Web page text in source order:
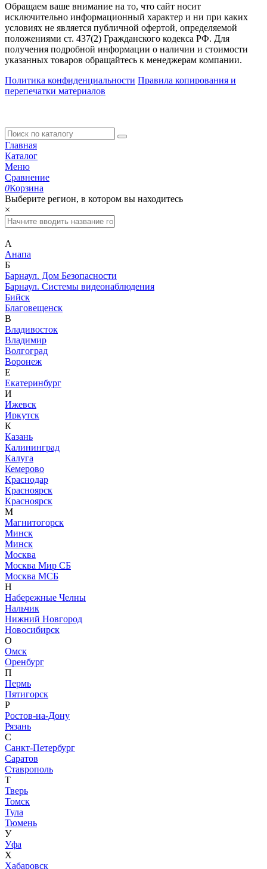
Обращаем ваше внимание на то, что сайт носит
исключительно информационный характер и ни при каких
условиях не является публичной офертой, определяемой
положениями ст. 437(2) Гражданского кодекса РФ. Для
получения подробной информации о наличии и стоимости
указанных товаров обращайтесь к менеджерам компании.
Политика конфиденциальности Правила копирования и
перепечатки материалов
Главная
Каталог
Меню
Сравнение
0Корзина
Выберите регион, в котором вы находитесь
×
А
Анапа
Б
Барнаул. Дом Безопасности
Барнаул. Системы видеонаблюдения
Бийск
Благовещенск
В
Владивосток
Владимир
Волгоград
Воронеж
Е
Екатеринбург
И
Ижевск
Иркутск
К
Казань
Калининград
Калуга
Кемерово
Краснодар
Красноярск
Красноярск
М
Магнитогорск
Минск
Минск
Москва
Москва Мир СБ
Москва МСБ
Н
Набережные Челны
Нальчик
Нижний Новгород
Новосибирск
О
Омск
Оренбург
П
Пермь
Пятигорск
Р
Ростов-на-Дону
Рязань
С
Санкт-Петербург
Саратов
Ставрополь
Т
Тверь
Томск
Тула
Тюмень
У
Уфа
Х
Хабаровск